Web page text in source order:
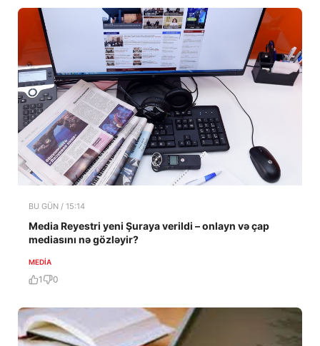
BU GÜN / 15:14
Media Reyestri yeni Şuraya verildi – onlayn və çap
mediasını nə gözləyir?
MEDİA
1 0